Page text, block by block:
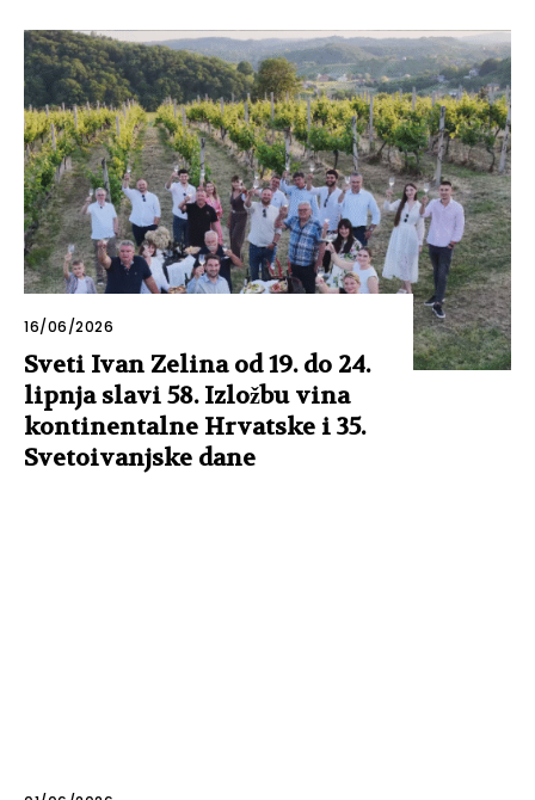
16/06/2026
Sveti Ivan Zelina od 19. do 24.
lipnja slavi 58. Izložbu vina
kontinentalne Hrvatske i 35.
Svetoivanjske dane